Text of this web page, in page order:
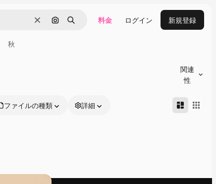
消去 画像で検索
検索 料金 ログイン 新規登録
秋
関連
性
ファイルの種類 詳細